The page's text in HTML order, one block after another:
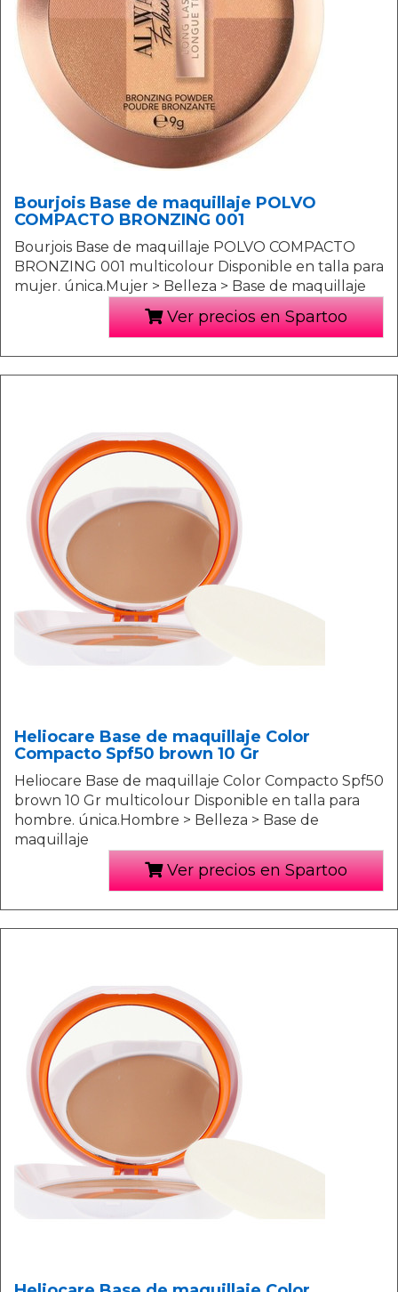
Bourjois Base de maquillaje POLVO
COMPACTO BRONZING 001
Bourjois Base de maquillaje POLVO COMPACTO
BRONZING 001 multicolour Disponible en talla para
mujer. única.Mujer > Belleza > Base de maquillaje
Ver precios en Spartoo
Heliocare Base de maquillaje Color
Compacto Spf50 brown 10 Gr
Heliocare Base de maquillaje Color Compacto Spf50
brown 10 Gr multicolour Disponible en talla para
hombre. única.Hombre > Belleza > Base de
maquillaje
Ver precios en Spartoo